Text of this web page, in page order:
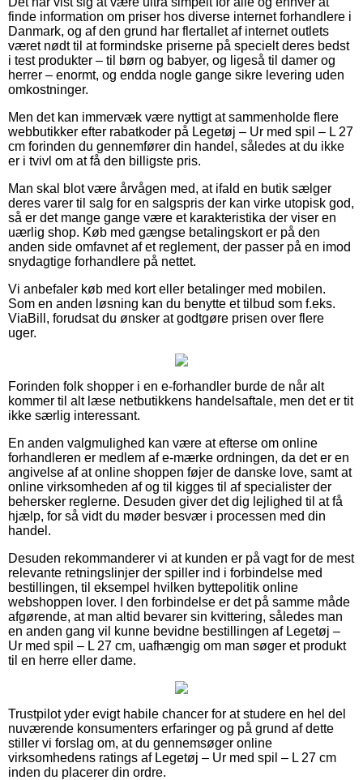
finde information om priser hos diverse internet forhandlere i
Danmark, og af den grund har flertallet af internet outlets
været nødt til at formindske priserne på specielt deres bedst
i test produkter – til børn og babyer, og ligeså til damer og
herrer – enormt, og endda nogle gange sikre levering uden
omkostninger.
Men det kan immervæk være nyttigt at sammenholde flere
webbutikker efter rabatkoder på Legetøj – Ur med spil – L 27
cm forinden du gennemfører din handel, således at du ikke
er i tvivl om at få den billigste pris.
Man skal blot være årvågen med, at ifald en butik sælger
deres varer til salg for en salgspris der kan virke utopisk god,
så er det mange gange være et karakteristika der viser en
uærlig shop. Køb med gængse betalingskort er på den
anden side omfavnet af et reglement, der passer på en imod
snydagtige forhandlere på nettet.
Vi anbefaler køb med kort eller betalinger med mobilen.
Som en anden løsning kan du benytte et tilbud som f.eks.
ViaBill, forudsat du ønsker at godtgøre prisen over flere
uger.
Forinden folk shopper i en e-forhandler burde de når alt
kommer til alt læse netbutikkens handelsaftale, men det er tit
ikke særlig interessant.
En anden valgmulighed kan være at efterse om online
forhandleren er medlem af e-mærke ordningen, da det er en
angivelse af at online shoppen føjer de danske love, samt at
online virksomheden af og til kigges til af specialister der
behersker reglerne. Desuden giver det dig lejlighed til at få
hjælp, for så vidt du møder besvær i processen med din
handel.
Desuden rekommanderer vi at kunden er på vagt for de mest
relevante retningslinjer der spiller ind i forbindelse med
bestillingen, til eksempel hvilken byttepolitik online
webshoppen lover. I den forbindelse er det på samme måde
afgørende, at man altid bevarer sin kvittering, således man
en anden gang vil kunne bevidne bestillingen af Legetøj –
Ur med spil – L 27 cm, uafhængig om man søger et produkt
til en herre eller dame.
Trustpilot yder evigt habile chancer for at studere en hel del
nuværende konsumenters erfaringer og på grund af dette
stiller vi forslag om, at du gennemsøger online
virksomhedens ratings af Legetøj – Ur med spil – L 27 cm
inden du placerer din ordre.